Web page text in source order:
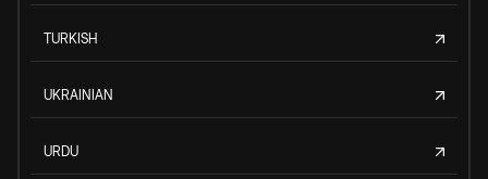
TURKISH
UKRAINIAN
URDU